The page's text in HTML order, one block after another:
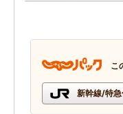
こ
新幹線/特